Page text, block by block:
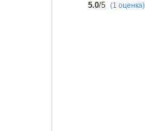
5.0/5 (1 оценка)